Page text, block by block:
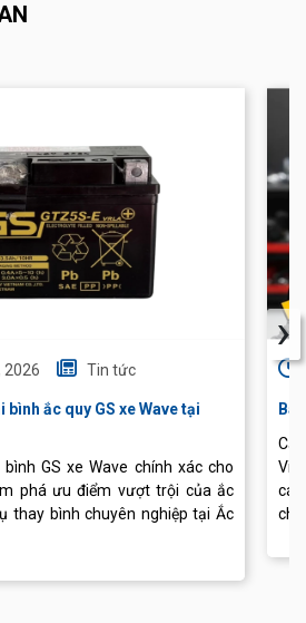
2026 Tin tức
bình ắc quy GS xe Wave tại
GS xe Wave chính xác cho
phá ưu điểm vượt trội của ắc
thay bình chuyên nghiệp tại Ắc
›